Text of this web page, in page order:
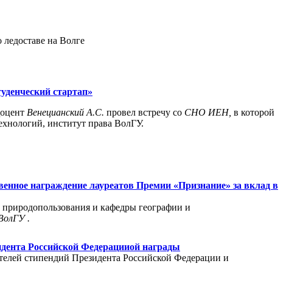
ледоставе на Волге
стартап»
Венецианский А.С. провел встречу со СНО ИЕН, в которой
институт права ВолГУ.
награждение лауреатов Премии «Признание» за вклад в
и кафедры географии и
.
Российской Федерацииой награды
стипендий Президента Российской Федерации и